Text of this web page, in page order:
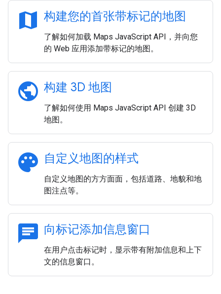
map 构建您的首张带标记的地图
了解如何加载 Maps JavaScript API，并向您
的 Web 应用添加带标记的地图。
public 构建 3D 地图
了解如何使用 Maps JavaScript API 创建 3D
地图。
palette 自定义地图的样式
自定义地图的方方面面，包括道路、地貌和地
图注点等。
chat 向标记添加信息窗口
在用户点击标记时，显示带有附加信息和上下
文的信息窗口。